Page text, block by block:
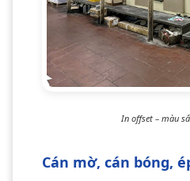
In offset – màu
Cán mờ, cán bóng,